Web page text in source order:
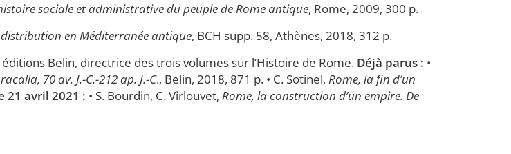
sociale et administrative du peuple de Rome antique, Rome, 2009, 300 p.
en Méditerranée antique, BCH supp. 58, Athènes, 2018, 312 p.
Belin, directrice des trois volumes sur l’Histoire de Rome. Déjà parus : •
70 av. J.-C.-212 ap. J.-C., Belin, 2018, 871 p. • C. Sotinel, Rome, la fin d’un
21 avril 2021 : • S. Bourdin, C. Virlouvet, Rome, la construction d’un empire. De